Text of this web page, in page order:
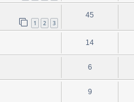
1 2 3
45
14
6
9